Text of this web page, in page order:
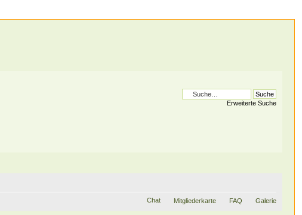
Erweiterte Suche
Chat Mitgliederkarte FAQ Galerie